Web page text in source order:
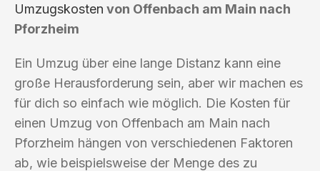
Umzugskosten von Offenbach am Main nach
Pforzheim
Ein Umzug über eine lange Distanz kann eine
große Herausforderung sein, aber wir machen es
für dich so einfach wie möglich. Die Kosten für
einen Umzug von Offenbach am Main nach
Pforzheim hängen von verschiedenen Faktoren
ab, wie beispielsweise der Menge des zu